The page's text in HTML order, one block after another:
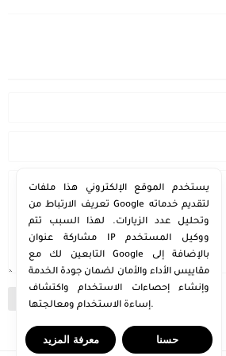
يستخدم الموقع الإلكتروني هذا ملفات
تعريف الارتباط من Google لتقديم خدماته
وتحليل عدد الزيارات. لهذا السبب تتم
مشاركة عنوان IP ووكيل المستخدم
التابعين لك مع Google بالإضافة إلى
مقاييس الأداء والأمان لضمان جودة الخدمة
وإنشاء إحصاءات الاستخدام واكتشاف
إساءة الاستخدام ومعالجتها.
معرفة المزيد حسنا